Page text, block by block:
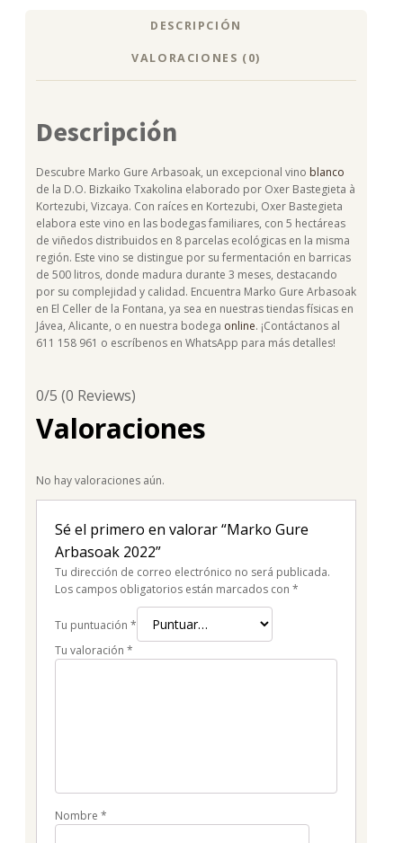
DESCRIPCIÓN
VALORACIONES (0)
Descripción
Descubre Marko Gure Arbasoak, un excepcional vino blanco
de la D.O. Bizkaiko Txakolina elaborado por Oxer Bastegieta à
Kortezubi, Vizcaya. Con raíces en Kortezubi, Oxer Bastegieta
elabora este vino en las bodegas familiares, con 5 hectáreas
de viñedos distribuidos en 8 parcelas ecológicas en la misma
región. Este vino se distingue por su fermentación en barricas
de 500 litros, donde madura durante 3 meses, destacando
por su complejidad y calidad. Encuentra Marko Gure Arbasoak
en El Celler de la Fontana, ya sea en nuestras tiendas físicas en
Jávea, Alicante, o en nuestra bodega online. ¡Contáctanos al
611 158 961 o escríbenos en WhatsApp para más detalles!
0/5 (0 Reviews)
Valoraciones
No hay valoraciones aún.
Sé el primero en valorar “Marko Gure
Arbasoak 2022”
Tu dirección de correo electrónico no será publicada.
Los campos obligatorios están marcados con *
Tu puntuación *
Tu valoración *
Nombre *